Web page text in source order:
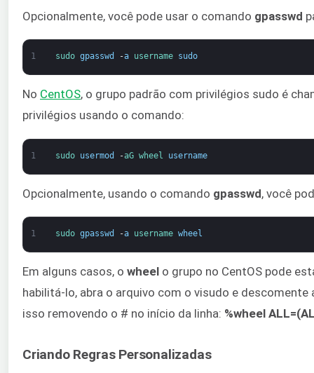
Opcionalmente, você pode usar o comando gpasswd
1 sudo gpasswd -a username sudo
No CentOS, o grupo padrão com privilégios sudo é
privilégios usando o comando:
1 sudo usermod -aG wheel username
Opcionalmente, usando o comando gpasswd, você
1 sudo gpasswd -a username wheel
Em alguns casos, o wheel o grupo no CentOS pode
habilitá-lo, abra o arquivo com o visudo e
isso removendo o # no início da linha: %wheel
Criando Regras Personalizadas